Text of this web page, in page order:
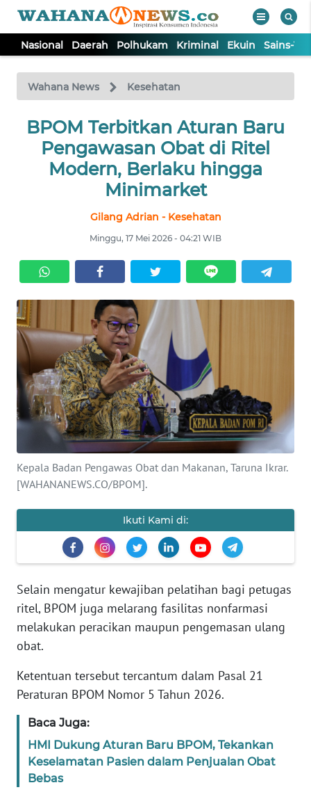
Nasional Daerah Polhukam Kriminal Ekuin Sains-
Wahana News Kesehatan
BPOM Terbitkan Aturan Baru
Pengawasan Obat di Ritel
Modern, Berlaku hingga
Minimarket
Gilang Adrian - Kesehatan
Minggu, 17 Mei 2026 - 04:21 WIB
Kepala Badan Pengawas Obat dan Makanan, Taruna Ikrar.
[WAHANANEWS.CO/BPOM].
Ikuti Kami di:
Selain mengatur kewajiban pelatihan bagi petugas
ritel, BPOM juga melarang fasilitas nonfarmasi
melakukan peracikan maupun pengemasan ulang
obat.
Ketentuan tersebut tercantum dalam Pasal 21
Peraturan BPOM Nomor 5 Tahun 2026.
Baca Juga:
HMI Dukung Aturan Baru BPOM, Tekankan
Keselamatan Pasien dalam Penjualan Obat
Bebas
TV
Tutup
NASIONAL
DAERAH
EKUIN
SAINS-TEKNO
KESEHATAN
INTERNASIONAL
SERBA-SERBI
PENDIDIKAN
OLAHRAGA
EDITORIAL
Informasi
BERITA
KAMI
INFO
IKLAN